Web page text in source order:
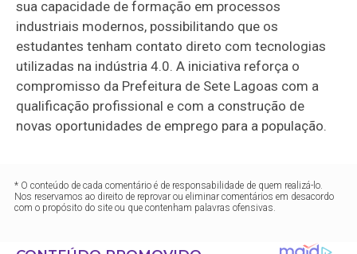
sua capacidade de formação em processos
industriais modernos, possibilitando que os
estudantes tenham contato direto com tecnologias
utilizadas na indústria 4.0. A iniciativa reforça o
compromisso da Prefeitura de Sete Lagoas com a
qualificação profissional e com a construção de
novas oportunidades de emprego para a população.
* O conteúdo de cada comentário é de responsabilidade de quem realizá-lo.
Nos reservamos ao direito de reprovar ou eliminar comentários em desacordo
com o propósito do site ou que contenham palavras ofensivas.